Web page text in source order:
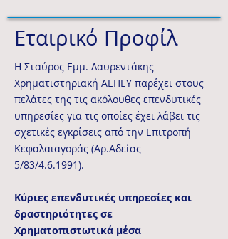
Εταιρικό Προφίλ
Η Σταύρος Εμμ. Λαυρεντάκης
Χρηματιστηριακή ΑΕΠΕΥ παρέχει στους
πελάτες της τις ακόλουθες επενδυτικές
υπηρεσίες για τις οποίες έχει λάβει τις
σχετικές εγκρίσεις από την Επιτροπή
Κεφαλαιαγοράς (Αρ.Αδείας
5/83/4.6.1991).
Κύριες επενδυτικές υπηρεσίες και
δραστηριότητες σε
Χρηματοπιστωτικά μέσα